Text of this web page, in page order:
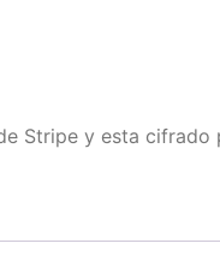
Stripe y esta cifrado